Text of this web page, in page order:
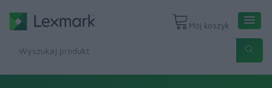
Mój koszyk